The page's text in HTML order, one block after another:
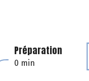
Préparation
0 min